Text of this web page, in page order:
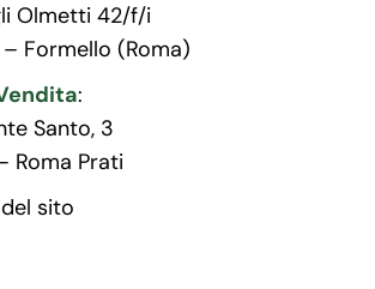
Olmetti 42/f/i
Formello (Roma)
:
Santo, 3
Roma Prati
sito